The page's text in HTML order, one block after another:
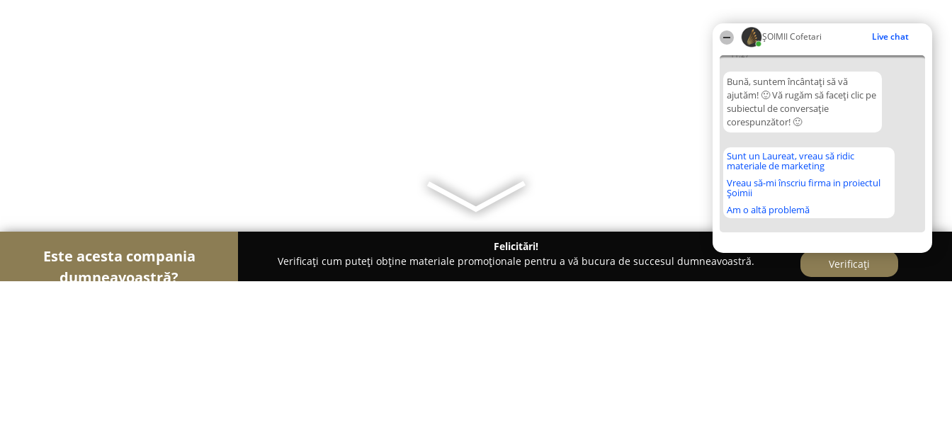
ȘOIMII Cofetari Live chat
11:27
Bună, suntem încântați să vă
ajutăm! 🙂 Vă rugăm să faceți clic pe
subiectul de conversație
corespunzător! 🙂
Sunt un Laureat, vreau să ridic
materiale de marketing
Vreau să-mi înscriu firma in proiectul
Șoimii
Am o altă problemă
Este acesta compania
dumneavoastră?
Felicitări!
Verificați cum puteți obține materiale promoționale pentru a vă bucura de succesul dumneavoastră.
Verificați